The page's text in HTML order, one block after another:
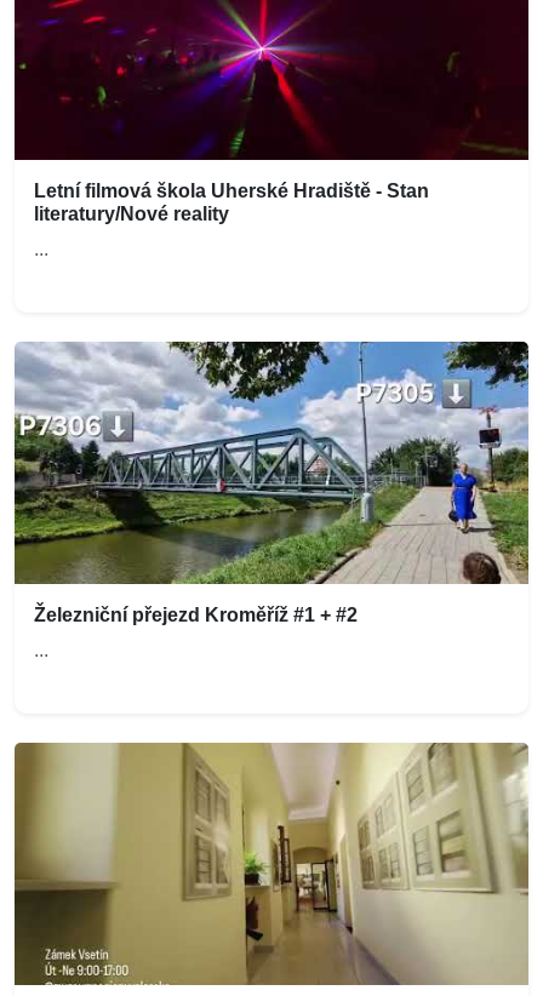
Letní filmová škola Uherské Hradiště - Stan
literatury/Nové reality
...
Železniční přejezd Kroměříž #1 + #2
...